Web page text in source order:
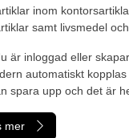
inom
samt livsmedel
är inloggad eller
automatiskt
spara upp och det är
mer